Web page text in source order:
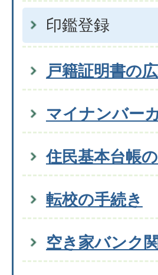
印鑑登録
戸籍証明書の
マイナンバー
住民基本台帳
転校の手続き
空き家バンク